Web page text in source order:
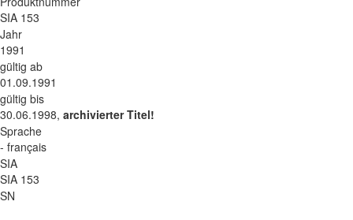
SIA 153
Jahr
1991
gültig ab
01.09.1991
gültig bis
30.06.1998, archivierter Titel!
Sprache
- français
SIA
SIA 153
SN